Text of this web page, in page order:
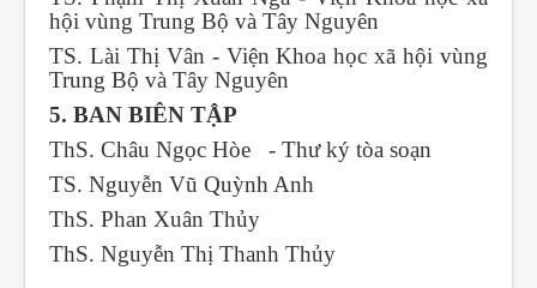
hội vùng Trung Bộ và Tây Nguyên
TS. Lài Thị Vân - Viện Khoa học xã hội vùng
Trung Bộ và Tây Nguyên
5. BAN BIÊN TẬP
ThS. Châu Ngọc Hòe - Thư ký tòa soạn
TS. Nguyễn Vũ Quỳnh Anh
ThS. Phan Xuân Thủy
ThS. Nguyễn Thị Thanh Thủy